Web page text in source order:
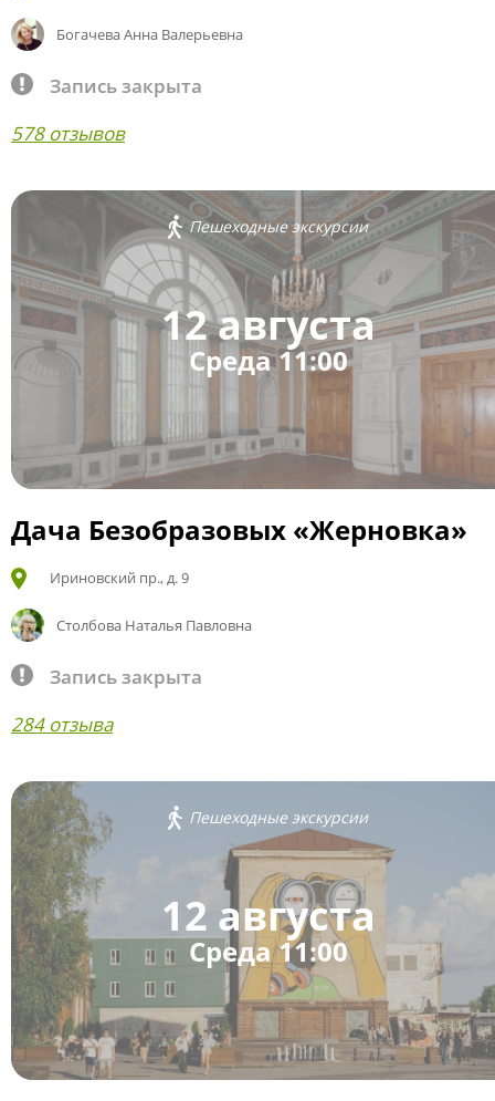
Богачева Анна Валерьевна
Запись закрыта
578 отзывов
Пешеходные экскурсии
12 августа
Среда 11:00
Дача Безобразовых «Жерновка»
Ириновский пр., д. 9
Столбова Наталья Павловна
Запись закрыта
284 отзыва
Пешеходные экскурсии
12 августа
Среда 11:00